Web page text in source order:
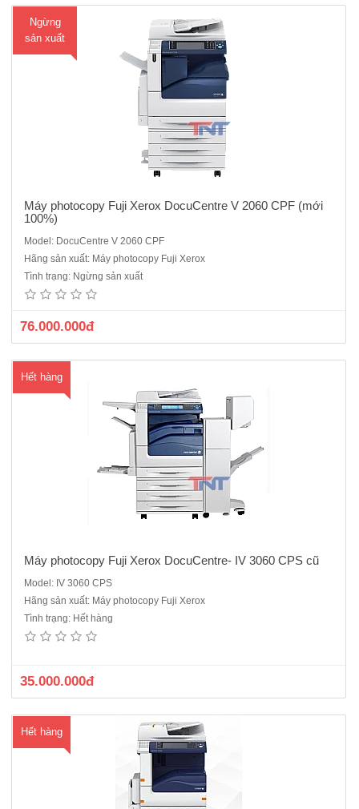
Ngừng
sản xuất
Máy photocopy Fuji Xerox DocuCentre V 2060 CPF (mới
100%)
Model: DocuCentre V 2060 CPF
Hãng sản xuất: Máy photocopy Fuji Xerox
Tình trạng: Ngừng sản xuất
76.000.000đ
Hết hàng
Máy Photocopy Fuji Xerox DocuCentre- IV 3060 CPS cũChức năng:
Photo/in mạng/scan màu mạngCHỨC NĂNG SAO CHỤPTốc độ :
DocuCentre-IV 3060: 30 trang A4/phútBộ nhớ RAM Chuẩn 2GBỔ
cứng 160G (dung lượng sử dụng 40GB)Độ phân giải chuẩn 600 x 600
Máy photocopy Fuji Xerox DocuCentre- IV 3060 CPS cũ
Model: IV 3060 CPS
Hãng sản xuất: Máy photocopy Fuji Xerox
Tình trạng: Hết hàng
35.000.000đ
Hết hàng
Máy Photocopy Fuji Xerox V 5070 CPS -Máy cũ renew , dòng máy
đen trắng sản xuất năm 2018 , sự lựa chọn hoàn hảo cho văn
phòngCấu hình chuẩn : Copy + in mạng + Scan màu Chức năng